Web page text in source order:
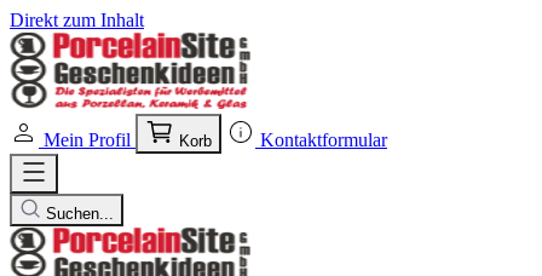
Direkt zum Inhalt
Mein Profil Korb Kontaktformular
Suchen...